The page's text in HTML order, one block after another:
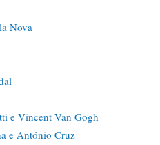
Nova
e Vincent Van Gogh
e António Cruz